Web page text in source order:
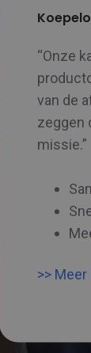
“Onze
van de
zeggen
missie.”
>>